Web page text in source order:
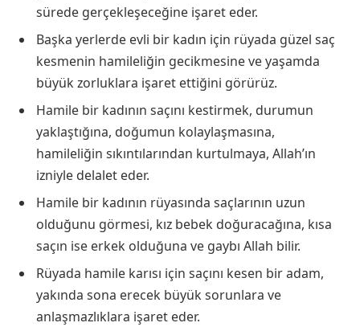
sürede gerçekleşeceğine işaret eder.
Başka yerlerde evli bir kadın için rüyada güzel saç
kesmenin hamileliğin gecikmesine ve yaşamda
büyük zorluklara işaret ettiğini görürüz.
Hamile bir kadının saçını kestirmek, durumun
yaklaştığına, doğumun kolaylaşmasına,
hamileliğin sıkıntılarından kurtulmaya, Allah’ın
izniyle delalet eder.
Hamile bir kadının rüyasında saçlarının uzun
olduğunu görmesi, kız bebek doğuracağına, kısa
saçın ise erkek olduğuna ve gaybı Allah bilir.
Rüyada hamile karısı için saçını kesen bir adam,
yakında sona erecek büyük sorunlara ve
anlaşmazlıklara işaret eder.